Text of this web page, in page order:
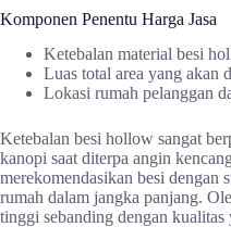
Komponen Penentu Harga Jasa
Ketebalan material besi
Luas total area yang akan
Lokasi rumah pelanggan
Ketebalan besi hollow sangat
kanopi saat diterpa angin
merekomendasikan besi dengan
rumah dalam jangka panjang.
tinggi sebanding dengan kualitas